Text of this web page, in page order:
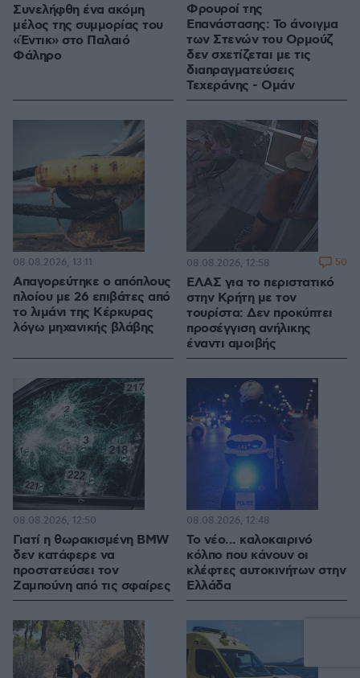
Συνελήφθη ένα ακόμη
μέλος της συμμορίας του
«Έντικ» στο Παλαιό
Φάληρο
Φρουροί της
Επανάστασης: Το άνοιγμα
των Στενών του Ορμούζ
δεν σχετίζεται με τις
διαπραγματεύσεις
Τεχεράνης - Ομάν
Απαγορεύτηκε ο απόπλους
πλοίου με 26 επιβάτες από
το λιμάνι της Κέρκυρας
λόγω μηχανικής βλάβης
08.08.2026, 13:11
ΕΛΑΣ για το περιστατικό
στην Κρήτη με τον
τουρίστα: Δεν προκύπτει
προσέγγιση ανήλικης
έναντι αμοιβής
08.08.2026, 12:58 50
Γιατί η θωρακισμένη BMW
δεν κατάφερε να
προστατεύσει τον
Ζαμπούνη από τις σφαίρες
08.08.2026, 12:50
Το νέο... καλοκαιρινό
κόλπο που κάνουν οι
κλέφτες αυτοκινήτων στην
Ελλάδα
08.08.2026, 12:48